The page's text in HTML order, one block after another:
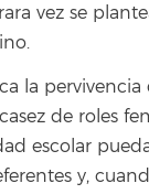
vez se
la pervivencia
de roles
escolar
y,